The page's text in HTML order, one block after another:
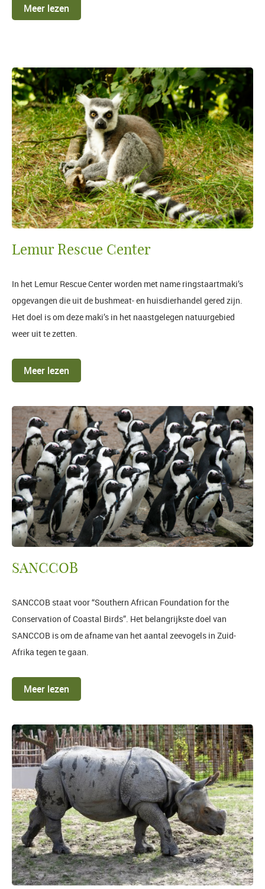
Meer lezen
Lemur Rescue Center
In het Lemur Rescue Center worden met name ringstaartmaki’s
opgevangen die uit de bushmeat- en huisdierhandel gered zijn.
Het doel is om deze maki’s in het naastgelegen natuurgebied
weer uit te zetten.
Meer lezen
SANCCOB
SANCCOB staat voor “Southern African Foundation for the
Conservation of Coastal Birds”. Het belangrijkste doel van
SANCCOB is om de afname van het aantal zeevogels in Zuid-
Afrika tegen te gaan.
Meer lezen